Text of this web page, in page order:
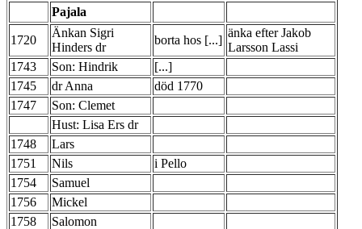
Pajala
1720
Änkan Sigri
Hinders dr
borta hos [...]
änka efter Jakob
Larsson Lassi
1743
Son: Hindrik
[...]
1745
dr Anna
död 1770
1747
Son: Clemet
Hust: Lisa Ers dr
1748
Lars
1751
Nils
i Pello
1754
Samuel
1756
Mickel
1758
Salomon